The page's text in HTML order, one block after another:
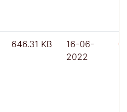
646.31 KB
16-06-
2022